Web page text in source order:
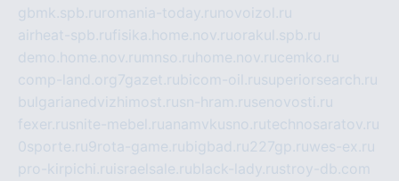
gbmk.spb.ru romania-today.ru novoizol.ru
airheat-spb.rufisika.home.nov.ruorakul.spb.ru
demo.home.nov.ru mnso.ru home.nov.rucemko.ru
comp-land.org 7gazet.rubicom-oil.rusuperiorsearch.ru
bulgarianedvizhimost.rusn-hram.rusenovosti.ru
fexer.rusnite-mebel.ruanamvkusno.rutechnosaratov.ru
0sporte.ru9rota-game.rubigbad.ru227gp.ruwes-ex.ru
pro-kirpichi.ru israelsale.rublack-lady.rustroy-db.com